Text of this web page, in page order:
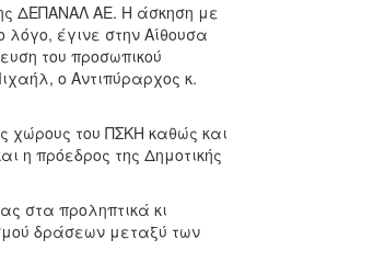
ΔΕΠΑΝΑΛ ΑΕ. Η άσκηση με
λόγο, έγινε στην Αίθουσα
του προσωπικού
ο Αντιπύραρχος κ.
χώρους του ΠΣΚΗ καθώς και
η πρόεδρος της Δημοτικής
στα προληπτικά κι
δράσεων μεταξύ των